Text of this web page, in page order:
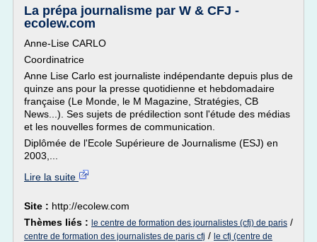
La prépa journalisme par W & CFJ -
ecolew.com
Anne-Lise CARLO
Coordinatrice
Anne Lise Carlo est journaliste indépendante depuis plus de
quinze ans pour la presse quotidienne et hebdomadaire
française (Le Monde, le M Magazine, Stratégies, CB
News...). Ses sujets de prédilection sont l'étude des médias
et les nouvelles formes de communication.
Diplômée de l'Ecole Supérieure de Journalisme (ESJ) en
2003,...
Lire la suite
Site : http://ecolew.com
Thèmes liés : le centre de formation des journalistes (cfj) de paris /
centre de formation des journalistes de paris cfj / le cfj (centre de